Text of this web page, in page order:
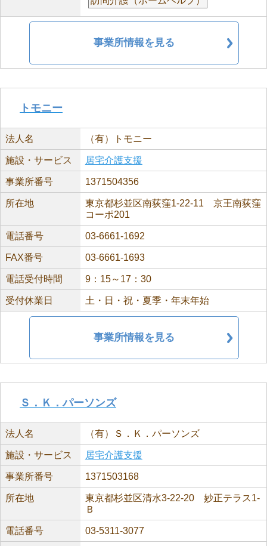
事業所情報を見る
トモニー
法人名 （有）トモニー
施設・サービス 居宅介護支援
事業所番号 1371504356
所在地
東京都杉並区南荻窪1-22-11 京王南荻窪
コーポ201
電話番号 03-6661-1692
FAX番号 03-6661-1693
電話受付時間 9：15～17：30
受付休業日 土・日・祝・夏季・年末年始
事業所情報を見る
Ｓ．Ｋ．パーソンズ
法人名 （有）Ｓ．Ｋ．パーソンズ
施設・サービス 居宅介護支援
事業所番号 1371503168
所在地
東京都杉並区清水3-22-20 妙正テラス1-
Ｂ
電話番号 03-5311-3077